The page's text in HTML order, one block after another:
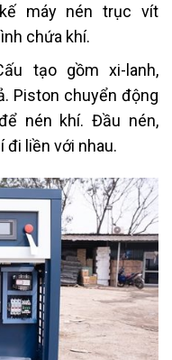
máy nén trục vít
chứa khí.
tạo gồm xi-lanh,
Piston chuyển động
nén khí. Đầu nén,
đi liền với nhau.